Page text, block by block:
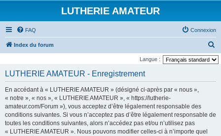
LUTHERIE AMATEUR
FAQ Connexion
Index du forum
e
Langue :
LUTHERIE AMATEUR - Enregistrement
En accédant à « LUTHERIE AMATEUR » (désigné ci-après par « nous »,
« notre », « nos », « LUTHERIE AMATEUR », « https://lutherie-
amateur.com/Forum »), vous acceptez d’être légalement responsable des
conditions suivantes. Si vous n’acceptez pas d’être légalement responsable de
toutes les conditions suivantes, alors n’accédez pas et/ou n’utilisez pas
« LUTHERIE AMATEUR ». Nous pouvons modifier celles-ci à n’importe quel